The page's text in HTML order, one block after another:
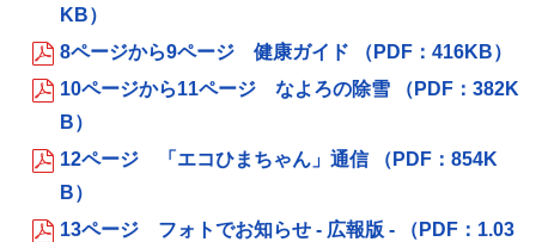
KB）
8ページから9ページ 健康ガイド （PDF：416KB）
10ページから11ページ なよろの除雪 （PDF：382K
B）
12ページ 「エコひまちゃん」通信 （PDF：854K
B）
13ページ フォトでお知らせ - 広報版 - （PDF：1.03